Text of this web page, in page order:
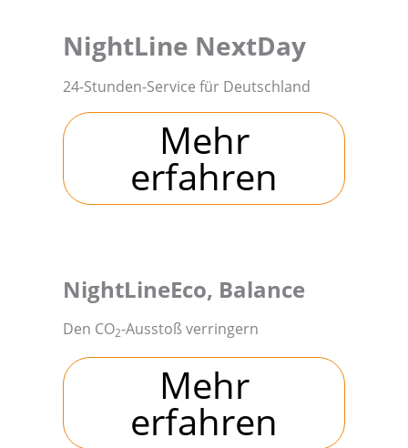
NightLine NextDay
24-Stunden-Service für Deutschland
Mehr
erfahren
NightLineEco, Balance
Den CO2-Ausstoß verringern
Mehr
erfahren